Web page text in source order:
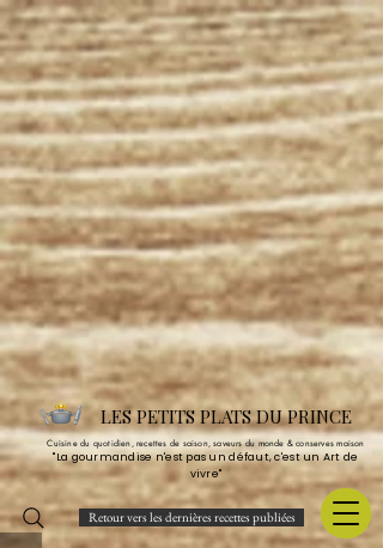
LES PETITS PLATS DU PRINCE
Cuisine du quotidien, recettes de saison, saveurs du monde & conserves maison
"La gourmandise n'est pas un défaut, c'est un Art de
vivre"
Retour vers les dernières recettes publiées